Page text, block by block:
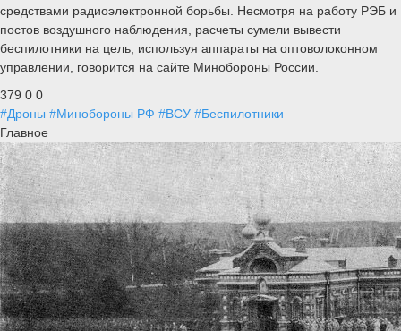
средствами радиоэлектронной борьбы. Несмотря на работу РЭБ и
постов воздушного наблюдения, расчеты сумели вывести
беспилотники на цель, используя аппараты на оптоволоконном
управлении, говорится на сайте Минобороны России.
379 0 0
#Дроны #Минобороны РФ #ВСУ #Беспилотники
Главное